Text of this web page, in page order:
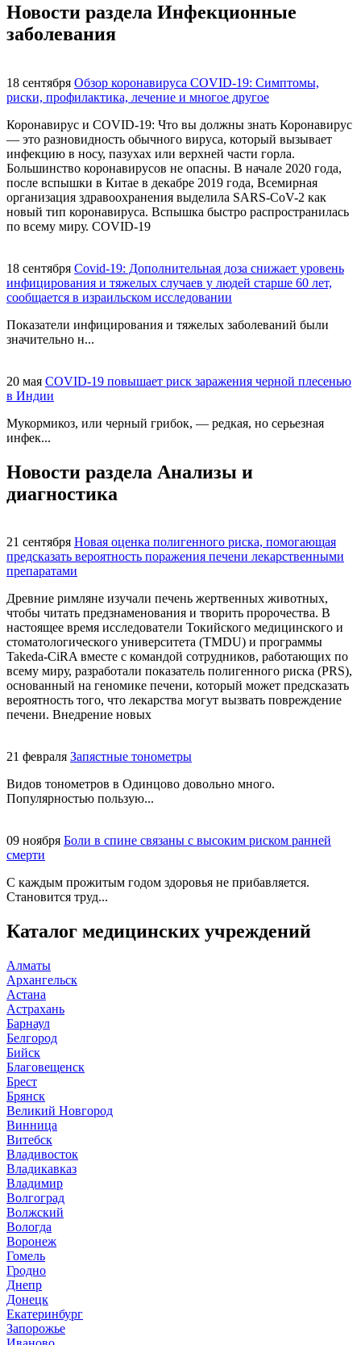
Новости раздела Инфекционные
заболевания
18 сентября Обзор коронавируса COVID-19: Симптомы,
риски, профилактика, лечение и многое другое
Коронавирус и COVID-19: Что вы должны знать Коронавирус
— это разновидность обычного вируса, который вызывает
инфекцию в носу, пазухах или верхней части горла.
Большинство коронавирусов не опасны. В начале 2020 года,
после вспышки в Китае в декабре 2019 года, Всемирная
организация здравоохранения выделила SARS-CoV-2 как
новый тип коронавируса. Вспышка быстро распространилась
по всему миру. COVID-19
18 сентября Covid-19: Дополнительная доза снижает уровень
инфицирования и тяжелых случаев у людей старше 60 лет,
сообщается в израильском исследовании
Показатели инфицирования и тяжелых заболеваний были
значительно н...
20 мая COVID-19 повышает риск заражения черной плесенью
в Индии
Мукормикоз, или черный грибок, — редкая, но серьезная
инфек...
Новости раздела Анализы и
диагностика
21 сентября Новая оценка полигенного риска, помогающая
предсказать вероятность поражения печени лекарственными
препаратами
Древние римляне изучали печень жертвенных животных,
чтобы читать предзнаменования и творить пророчества. В
настоящее время исследователи Токийского медицинского и
стоматологического университета (TMDU) и программы
Takeda-CiRA вместе с командой сотрудников, работающих по
всему миру, разработали показатель полигенного риска (PRS),
основанный на геномике печени, который может предсказать
вероятность того, что лекарства могут вызвать повреждение
печени. Внедрение новых
21 февраля Запястные тонометры
Видов тонометров в Одинцово довольно много.
Популярностью пользую...
09 ноября Боли в спине связаны с высоким риском ранней
смерти
С каждым прожитым годом здоровья не прибавляется.
Становится труд...
Каталог медицинских учреждений
Алматы
Архангельск
Астана
Астрахань
Барнаул
Белгород
Бийск
Благовещенск
Брест
Брянск
Великий Новгород
Винница
Витебск
Владивосток
Владикавказ
Владимир
Волгоград
Волжский
Вологда
Воронеж
Гомель
Гродно
Днепр
Донецк
Екатеринбург
Запорожье